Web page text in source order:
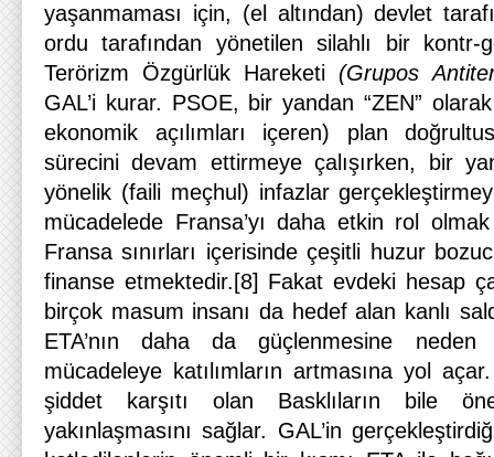
yaşanmaması için, (el altından) devlet
ordu tarafından yönetilen silahlı bir
Terörizm Özgürlük Hareketi (Grupos
GAL’i kurar. PSOE, bir yandan “ZEN”
ekonomik açılımları içeren) plan
sürecini devam ettirmeye çalışırken, bir
yönelik (faili meçhul) infazlar
mücadelede Fransa’yı daha etkin rol
Fransa sınırları içerisinde çeşitli huzur
finanse etmektedir.[8] Fakat evdeki hesap
birçok masum insanı da hedef alan kanlı
ETA’nın daha da güçlenmesine
mücadeleye katılımların artmasına yol
şiddet karşıtı olan Basklıların bile
yakınlaşmasını sağlar. GAL’in